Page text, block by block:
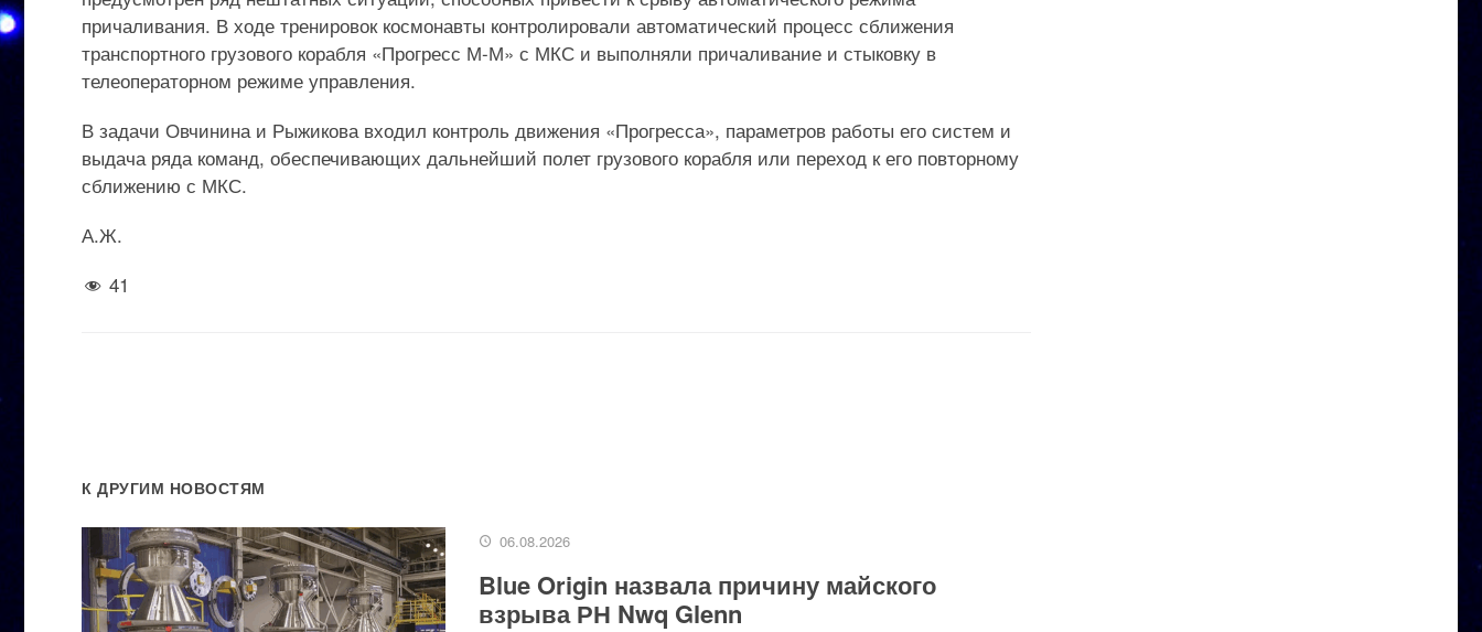
причаливания. В ходе тренировок космонавты контролировали автоматический процесс сближения
транспортного грузового корабля «Прогресс М-М» с МКС и выполняли причаливание и стыковку в
телеоператорном режиме управления.
В задачи Овчинина и Рыжикова входил контроль движения «Прогресса», параметров работы его систем и
выдача ряда команд, обеспечивающих дальнейший полет грузового корабля или переход к его повторному
сближению с МКС.
А.Ж.
41
К ДРУГИМ НОВОСТЯМ
06.08.2026
Blue Origin назвала причину майского
взрыва РН Nwq Glenn